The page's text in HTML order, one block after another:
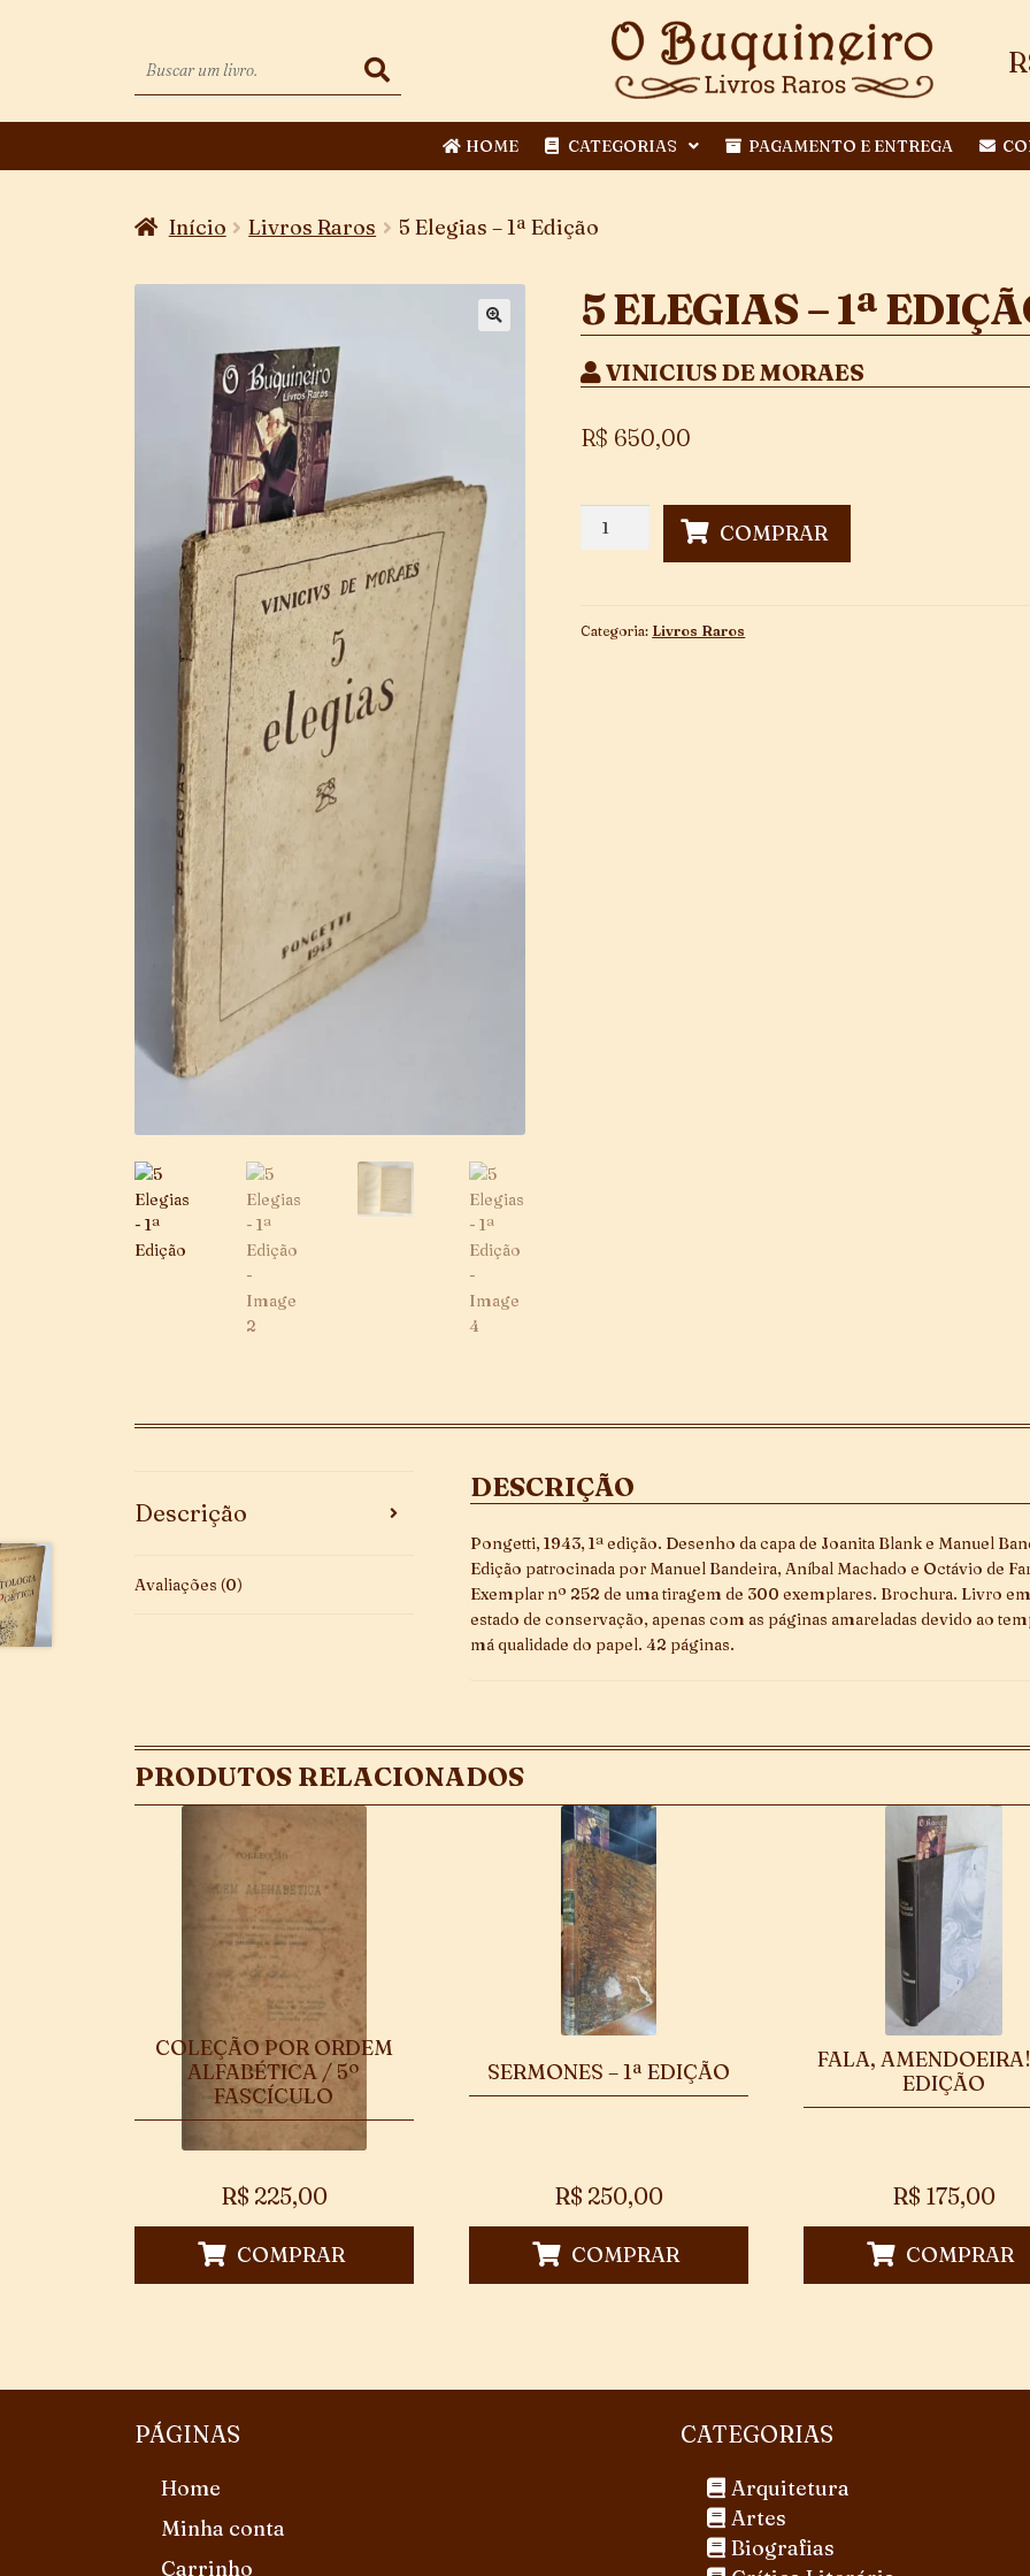
HOME CATEGORIAS PAGAMENTO E ENTREGA
Início Livros Raros 5 Elegias – 1ª Edição
5 ELEGIAS – 1ª
VINICIUS DE MORAES
R$ 650,00
quantidade
COMPRAR
Categoria: Livros Raros
Descrição
Avaliações (0)
DESCRIÇÃO
Pongetti, 1943, 1ª edição. Desenho da capa de Joanita Blank e Manuel
Edição patrocinada por Manuel Bandeira, Aníbal Machado e Octávio de
Exemplar nº 252 de uma tiragem de 300 exemplares. Brochura. Livro
estado de conservação, apenas com as páginas amareladas devido ao
má qualidade do papel. 42 páginas.
PRODUTOS RELACIONADOS
COLEÇÃO POR ORDEM
ALFABÉTICA / 5º
FASCÍCULO
R$ 225,00
COMPRAR
SERMONES – 1ª EDIÇÃO
R$ 250,00
COMPRAR
FALA, AMENDOEIRA!
EDIÇÃO
R$ 175,00
COMPRAR
PÁGINAS
Home
Minha conta
Carrinho
CATEGORIAS
Arquitetura
Artes
Biografias